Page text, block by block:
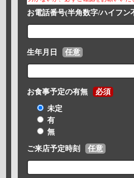
お電話番号(半角数字/ハイフン
生年月日 任意
お食事予定の有無 必須
未定
有
無
ご来店予定時刻 任意